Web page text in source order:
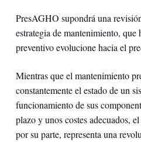
PresAGHO supondrá una
estrategia de mantenimiento, que
preventivo evolucione hacia el
Mientras que el mantenimiento
constantemente el estado de un
funcionamiento de sus
plazo y unos costes adecuados,
por su parte, representa una